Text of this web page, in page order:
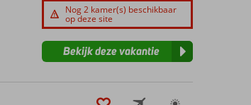
Nog 2 kamer(s) beschikbaar
op deze site
Bekijk deze vakantie